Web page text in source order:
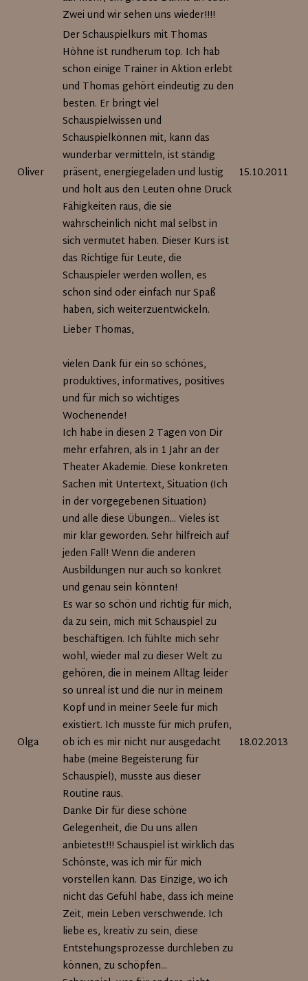
Zwei und wir sehen uns wieder!!!!
Oliver
Der Schauspielkurs mit Thomas
Höhne ist rundherum top. Ich hab
schon einige Trainer in Aktion erlebt
und Thomas gehört eindeutig zu den
besten. Er bringt viel
Schauspielwissen und
Schauspielkönnen mit, kann das
wunderbar vermitteln, ist ständig
präsent, energiegeladen und lustig
und holt aus den Leuten ohne Druck
Fähigkeiten raus, die sie
wahrscheinlich nicht mal selbst in
sich vermutet haben. Dieser Kurs ist
das Richtige für Leute, die
Schauspieler werden wollen, es
schon sind oder einfach nur Spaß
haben, sich weiterzuentwickeln.
15.10.2011
Olga
Lieber Thomas,
vielen Dank für ein so schönes,
produktives, informatives, positives
und für mich so wichtiges
Wochenende!
Ich habe in diesen 2 Tagen von Dir
mehr erfahren, als in 1 Jahr an der
Theater Akademie. Diese konkreten
Sachen mit Untertext, Situation (Ich
in der vorgegebenen Situation)
und alle diese Übungen... Vieles ist
mir klar geworden. Sehr hilfreich auf
jeden Fall! Wenn die anderen
Ausbildungen nur auch so konkret
und genau sein könnten!
Es war so schön und richtig für mich,
da zu sein, mich mit Schauspiel zu
beschäftigen. Ich fühlte mich sehr
wohl, wieder mal zu dieser Welt zu
gehören, die in meinem Alltag leider
so unreal ist und die nur in meinem
Kopf und in meiner Seele für mich
existiert. Ich musste für mich prüfen,
ob ich es mir nicht nur ausgedacht
habe (meine Begeisterung für
Schauspiel), musste aus dieser
Routine raus.
Danke Dir für diese schöne
Gelegenheit, die Du uns allen
anbietest!!! Schauspiel ist wirklich das
Schönste, was ich mir für mich
vorstellen kann. Das Einzige, wo ich
nicht das Gefühl habe, dass ich meine
Zeit, mein Leben verschwende. Ich
liebe es, kreativ zu sein, diese
Entstehungsprozesse durchleben zu
können, zu schöpfen...
18.02.2013